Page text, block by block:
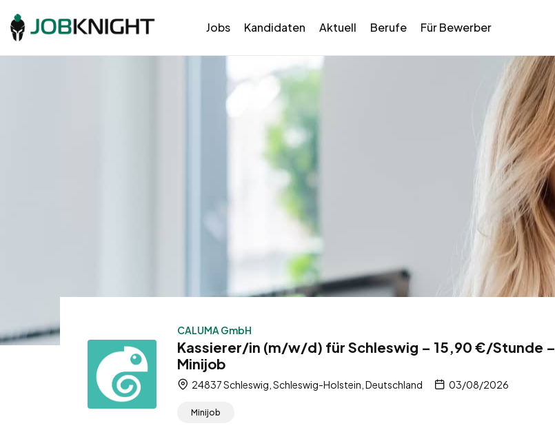
Jobs Kandidaten Aktuell Berufe Für Bewerber
CALUMA GmbH
Kassierer/in (m/w/d) für Schleswig – 15,90 €/Stunde –
Minijob
24837 Schleswig, Schleswig-Holstein, Deutschland 03/08/2026
Minijob